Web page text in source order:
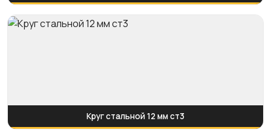
Круг стальной 12 мм ст3